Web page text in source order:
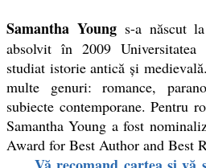
Samantha Young s-a născut
absolvit în 2009
studiat istorie antică şi
multe genuri: romance,
subiecte contemporane. Pentru
Samantha Young a fost
Award for Best Author and Best